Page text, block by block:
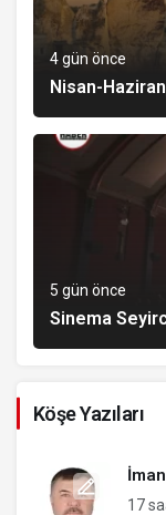
4 gün önce
Nisan-
5 gün önce
Sinema
Köşe Yazıları
17